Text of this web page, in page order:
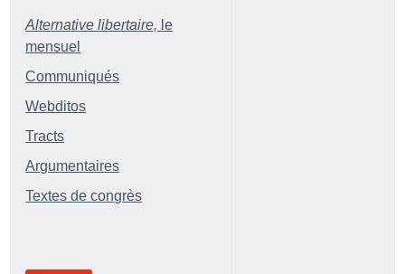
Alternative libertaire, le
mensuel
Communiqués
Webditos
Tracts
Argumentaires
Textes de congrès